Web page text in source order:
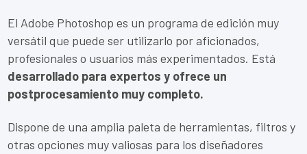
El Adobe Photoshop es un programa de edición muy
versátil que puede ser utilizarlo por aficionados,
profesionales o usuarios más experimentados. Está
desarrollado para expertos y ofrece un
postprocesamiento muy completo.
Dispone de una amplia paleta de herramientas, filtros y
otras opciones muy valiosas para los diseñadores